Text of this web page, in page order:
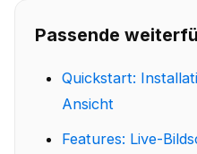
Passende
Quickstart:
Ansicht
Features: Live-